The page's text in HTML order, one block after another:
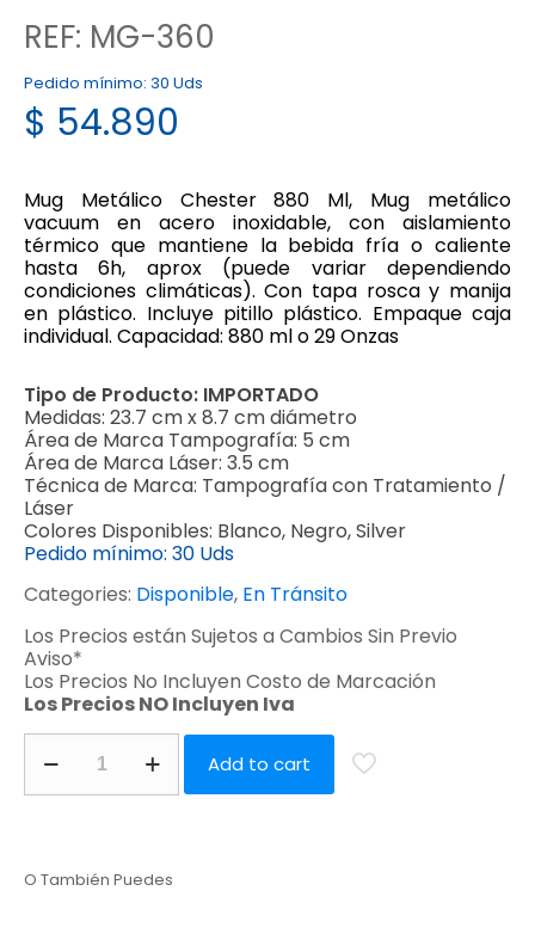
REF: MG-360
Pedido mínimo: 30 Uds
$ 54.890
Mug Metálico Chester 880 Ml, Mug metálico
vacuum en acero inoxidable, con aislamiento
térmico que mantiene la bebida fría o caliente
hasta 6h, aprox (puede variar dependiendo
condiciones climáticas). Con tapa rosca y manija
en plástico. Incluye pitillo plástico. Empaque caja
individual. Capacidad: 880 ml o 29 Onzas
Tipo de Producto: IMPORTADO
Medidas: 23.7 cm x 8.7 cm diámetro
Área de Marca Tampografía: 5 cm
Área de Marca Láser: 3.5 cm
Técnica de Marca: Tampografía con Tratamiento /
Láser
Colores Disponibles: Blanco, Negro, Silver
Pedido mínimo: 30 Uds
Categories: Disponible, En Tránsito
Los Precios están Sujetos a Cambios Sin Previo
Aviso*
Los Precios No Incluyen Costo de Marcación
Los Precios NO Incluyen Iva
Add to cart
O También Puedes